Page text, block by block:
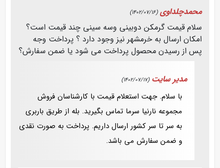
محمدچلداوی(1402/07/16)
سلام قیمت گرمکن دوبینی وسه سینی چند قیمت است؟
امکان ارسال به خرمشهر نیز وجود دارد ؟ پرداخت وجه
پس از رسیدن محصول پرداخت می شود یا ضمن سفارش؟
مدیر سایت (1402/07/17)
با سلام. جهت استعلام قیمت با کارشناسان فروش
مجموعه نارنیا سرما تماس بگیرید. بله از طریق باربری
به سر تا سر کشور ارسال داریم. پرداخت به صورت نقدی
و ضمن سفارش می باشد.